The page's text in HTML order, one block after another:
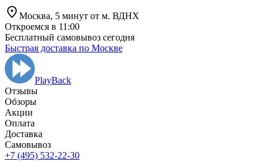
Москва, 5 минут от м. ВДНХ
Откроемся в 11:00
Бесплатный самовывоз сегодня
Быстрая доставка по Москве
PlayBack
Отзывы
Обзоры
Aкции
Оплата
Доставка
Самовывоз
+7 (495) 532-22-30